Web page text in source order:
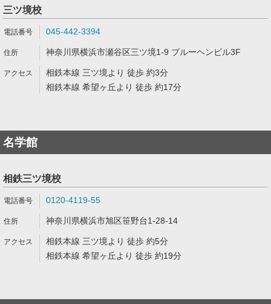
三ツ境校
045-442-3394
神奈川県横浜市瀬谷区三ツ境1-9 ブルーヘンビル3F
相鉄本線 三ツ境より 徒歩 約3分
相鉄本線 希望ヶ丘より 徒歩 約17分
名学館
相鉄三ツ境校
0120-4119-55
神奈川県横浜市旭区笹野台1-28-14
相鉄本線 三ツ境より 徒歩 約5分
相鉄本線 希望ヶ丘より 徒歩 約19分